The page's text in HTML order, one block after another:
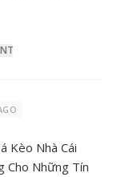
Kèo Nhà Cái
Cho Những Tín